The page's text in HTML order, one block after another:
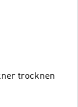
trocknen